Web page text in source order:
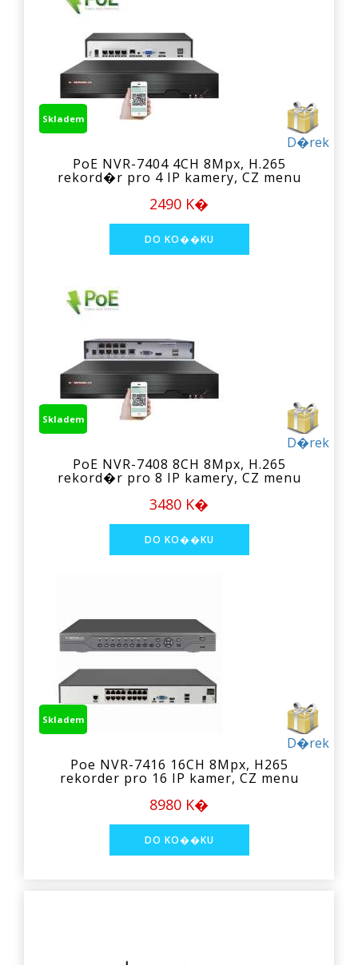
D�rek
Skladem
PoE NVR-7404 4CH 8Mpx, H.265
rekord�r pro 4 IP kamery, CZ menu
2490 K�
D�rek
Skladem
PoE NVR-7408 8CH 8Mpx, H.265
rekord�r pro 8 IP kamery, CZ menu
3480 K�
D�rek
Skladem
Poe NVR-7416 16CH 8Mpx, H265
rekorder pro 16 IP kamer, CZ menu
8980 K�